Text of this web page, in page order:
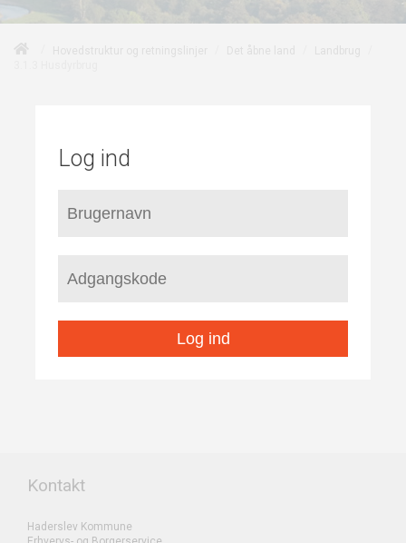
Log ind
Log ind
Kontakt
Haderslev Kommune